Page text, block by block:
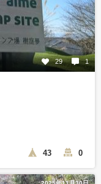
29 1
43 0